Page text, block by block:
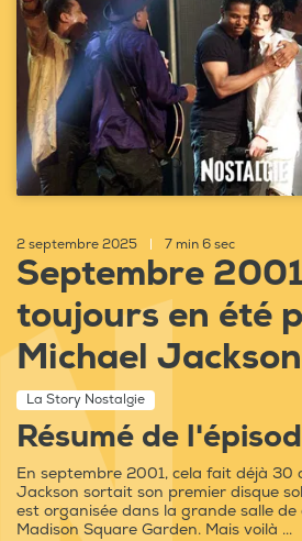
2 septembre 2025 7 min 6 sec
Septembre
toujours en été
Michael Jackson
La Story Nostalgie
Résumé de
En septembre 2001, cela fait déjà 30
Jackson sortait son premier disque
est organisée dans la grande salle
Madison Square Garden. Mais voilà ...